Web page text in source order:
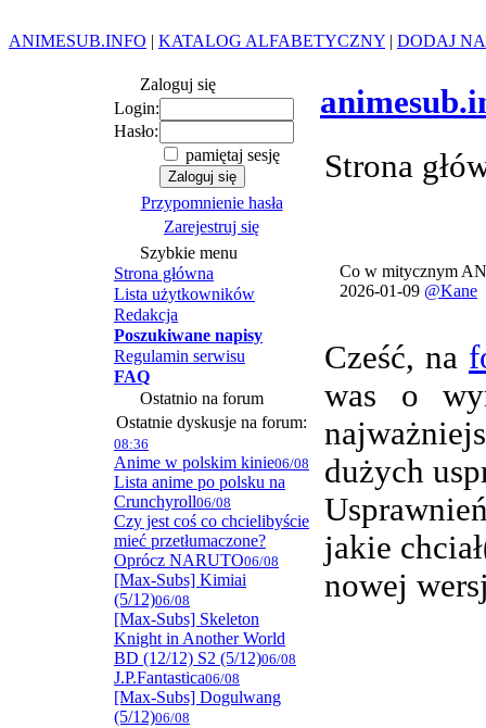
ANIMESUB.INFO | KATALOG ALFABETYCZNY | DODAJ
Zaloguj się
Login:
Hasło:
pamiętaj sesję
Przypomnienie hasła
Zarejestruj się
Szybkie menu
Strona główna
Lista użytkowników
Redakcja
Poszukiwane napisy
Regulamin serwisu
FAQ
Ostatnio na forum
Ostatnie dyskusje na forum:
08:36
Anime w polskim kinie06/08
Lista anime po polsku na
Crunchyroll06/08
Czy jest coś co chcielibyście
mieć przetłumaczone?
Oprócz NARUTO06/08
[Max-Subs] Kimiai
(5/12)06/08
[Max-Subs] Skeleton
Knight in Another World
BD (12/12) S2 (5/12)06/08
J.P.Fantastica06/08
[Max-Subs] Dogulwang
(5/12)06/08
Strona
Co w mitycznym
2026-01-09 @Kane
Cześć, na
was o
dużych
jakie
nowej